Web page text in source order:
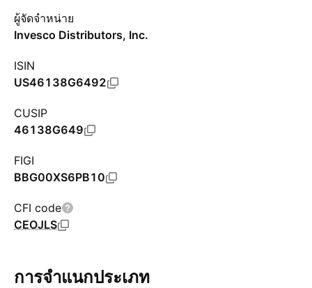
ผู้จัดจำหน่าย
Invesco Distributors, Inc.
ISIN
US46138G6492
CUSIP
46138G649
FIGI
BBG00XS6PB10
CFI code
CEOJLS
การจำแนกประเภท